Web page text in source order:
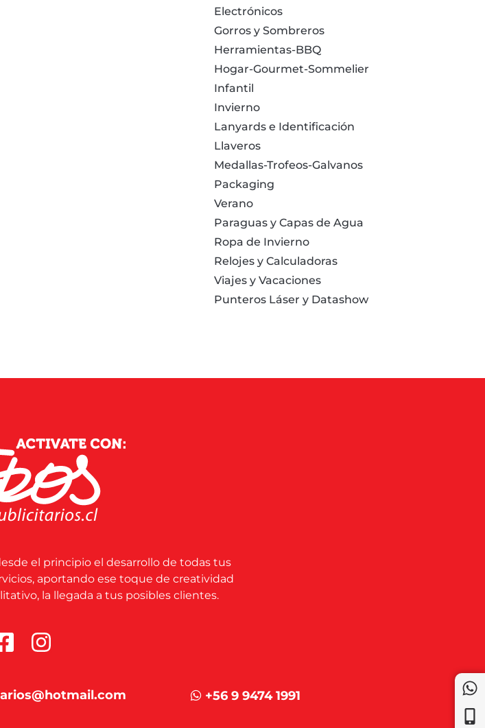
Electrónicos
Gorros y Sombreros
Herramientas-BBQ
Hogar-Gourmet-Sommelier
Infantil
Invierno
Lanyards e Identificación
Llaveros
Medallas-Trofeos-Galvanos
Packaging
Verano
Paraguas y Capas de Agua
Ropa de Invierno
Relojes y Calculadoras
Viajes y Vacaciones
Punteros Láser y Datashow
el principio el desarrollo de todas tus
aportando ese toque de creatividad
la llegada a tus posibles clientes.
+56 9 9474 1991